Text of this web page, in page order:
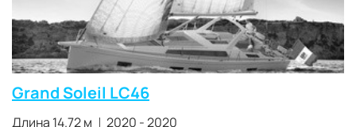
Grand Soleil LC46
Длина 14.72 м 2020 - 2020